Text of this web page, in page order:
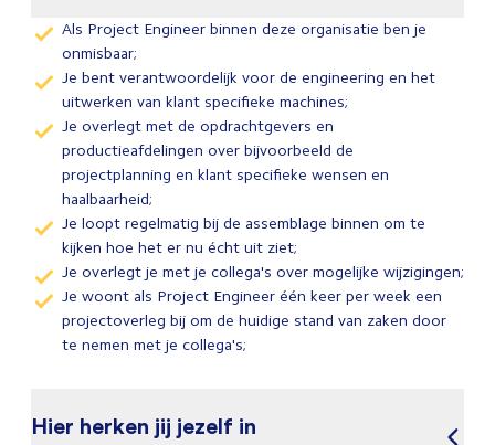
Als Project Engineer binnen deze organisatie ben je
onmisbaar;
Je bent verantwoordelijk voor de engineering en het
uitwerken van klant specifieke machines;
Je overlegt met de opdrachtgevers en
productieafdelingen over bijvoorbeeld de
projectplanning en klant specifieke wensen en
haalbaarheid;
Je loopt regelmatig bij de assemblage binnen om te
kijken hoe het er nu écht uit ziet;
Je overlegt je met je collega's over mogelijke wijzigingen;
Je woont als Project Engineer één keer per week een
projectoverleg bij om de huidige stand van zaken door
te nemen met je collega's;
Hier herken jij jezelf in